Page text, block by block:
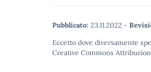
Pubblicato: 23.11.2022 -
Eccetto dove diversamente
Creative Commons